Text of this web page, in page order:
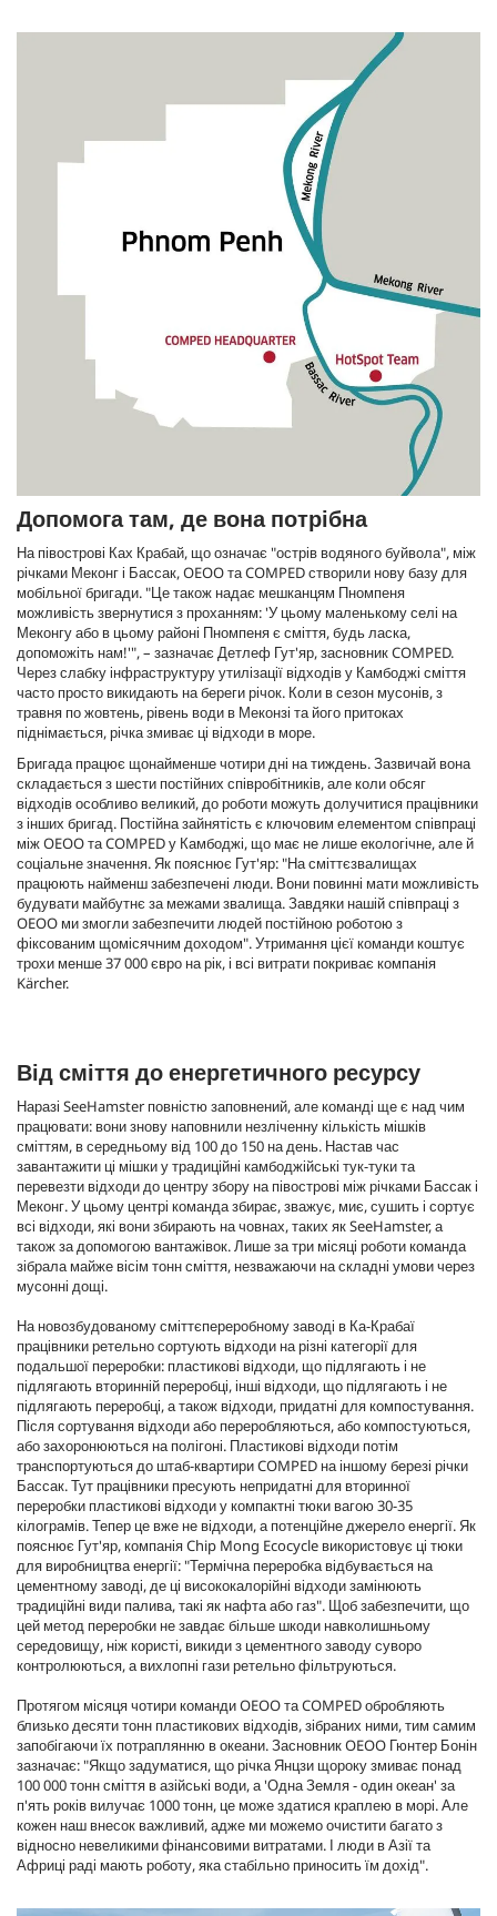
Допомога там, де вона потрібна
На півострові Ках Крабай, що означає "острів водяного буйвола", між
річками Меконг і Бассак, OEOO та COMPED створили нову базу для
мобільної бригади. "Це також надає мешканцям Пномпеня
можливість звернутися з проханням: 'У цьому маленькому селі на
Меконгу або в цьому районі Пномпеня є сміття, будь ласка,
допоможіть нам!'", – зазначає Детлеф Гут'яр, засновник COMPED.
Через слабку інфраструктуру утилізації відходів у Камбоджі сміття
часто просто викидають на береги річок. Коли в сезон мусонів, з
травня по жовтень, рівень води в Меконзі та його притоках
піднімається, річка змиває ці відходи в море.
Бригада працює щонайменше чотири дні на тиждень. Зазвичай вона
складається з шести постійних співробітників, але коли обсяг
відходів особливо великий, до роботи можуть долучитися працівники
з інших бригад. Постійна зайнятість є ключовим елементом співпраці
між OEOO та COMPED у Камбоджі, що має не лише екологічне, але й
соціальне значення. Як пояснює Гут'яр: "На сміттєзвалищах
працюють найменш забезпечені люди. Вони повинні мати можливість
будувати майбутнє за межами звалища. Завдяки нашій співпраці з
OEOO ми змогли забезпечити людей постійною роботою з
фіксованим щомісячним доходом". Утримання цієї команди коштує
трохи менше 37 000 євро на рік, і всі витрати покриває компанія
Kärcher.
Від сміття до енергетичного ресурсу
Наразі SeeHamster повністю заповнений, але команді ще є над чим
працювати: вони знову наповнили незліченну кількість мішків
сміттям, в середньому від 100 до 150 на день. Настав час
завантажити ці мішки у традиційні камбоджійські тук-туки та
перевезти відходи до центру збору на півострові між річками Бассак і
Меконг. У цьому центрі команда збирає, зважує, миє, сушить і сортує
всі відходи, які вони збирають на човнах, таких як SeeHamster, а
також за допомогою вантажівок. Лише за три місяці роботи команда
зібрала майже вісім тонн сміття, незважаючи на складні умови через
мусонні дощі.
На новозбудованому сміттєпереробному заводі в Ка-Крабаї
працівники ретельно сортують відходи на різні категорії для
подальшої переробки: пластикові відходи, що підлягають і не
підлягають вторинній переробці, інші відходи, що підлягають і не
підлягають переробці, а також відходи, придатні для компостування.
Після сортування відходи або переробляються, або компостуються,
або захоронюються на полігоні. Пластикові відходи потім
транспортуються до штаб-квартири COMPED на іншому березі річки
Бассак. Тут працівники пресують непридатні для вторинної
переробки пластикові відходи у компактні тюки вагою 30-35
кілограмів. Тепер це вже не відходи, а потенційне джерело енергії. Як
пояснює Гут'яр, компанія Chip Mong Ecocycle використовує ці тюки
для виробництва енергії: "Термічна переробка відбувається на
цементному заводі, де ці висококалорійні відходи замінюють
традиційні види палива, такі як нафта або газ". Щоб забезпечити, що
цей метод переробки не завдає більше шкоди навколишньому
середовищу, ніж користі, викиди з цементного заводу суворо
контролюються, а вихлопні гази ретельно фільтруються.
Протягом місяця чотири команди OEOO та COMPED обробляють
близько десяти тонн пластикових відходів, зібраних ними, тим самим
запобігаючи їх потраплянню в океани. Засновник OEOO Гюнтер Бонін
зазначає: "Якщо задуматися, що річка Янцзи щороку змиває понад
100 000 тонн сміття в азійські води, а 'Одна Земля - один океан' за
п'ять років вилучає 1000 тонн, це може здатися краплею в морі. Але
кожен наш внесок важливий, адже ми можемо очистити багато з
відносно невеликими фінансовими витратами. І люди в Азії та
Африці раді мають роботу, яка стабільно приносить їм дохід".